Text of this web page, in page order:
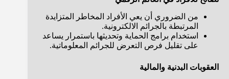
من الضروري أن يعي الأفراد المخاطر المتزايدة
المرتبطة بالجرائم الالكترونية.
استخدام برامج الحماية وتحديثها باستمرار يساعد
على تقليل فرص التعرض للجرائم المعلوماتية.
العقوبات البدنية والمالية